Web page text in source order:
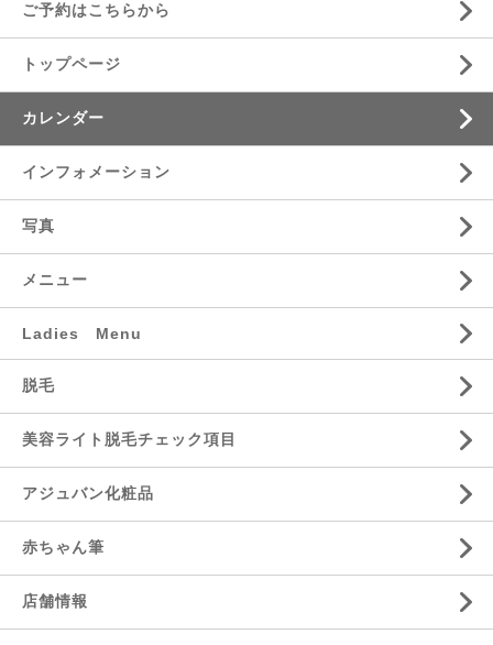
ご予約はこちらから
トップページ
カレンダー
インフォメーション
写真
メニュー
Ladies Menu
脱毛
美容ライト脱毛チェック項目
アジュバン化粧品
赤ちゃん筆
店舗情報